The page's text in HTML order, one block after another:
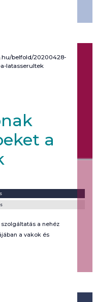
belfold/20200428-
latasserultek
a
a nehéz
a vakok és